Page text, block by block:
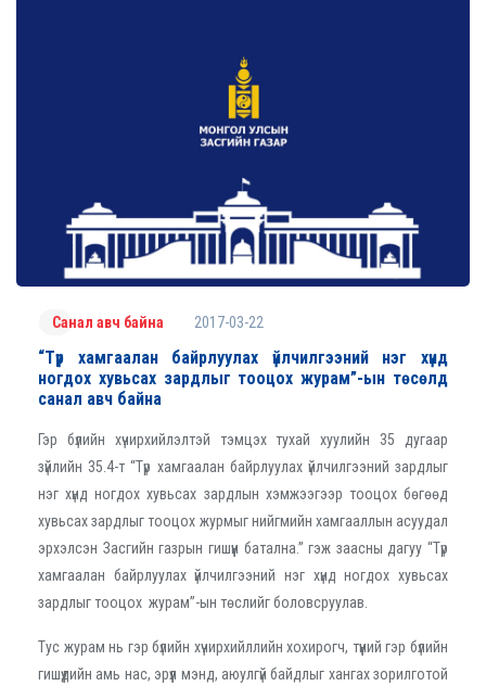
Санал авч байна 2017-03-22
“Түр хамгаалан байрлуулах үйлчилгээний нэг хүнд
ногдох хувьсах зардлыг тооцох журам”-ын төсөлд
санал авч байна
Гэр бүлийн хүчирхийлэлтэй тэмцэх тухай хуулийн 35 дугаар
зүйлийн 35.4-т “Түр хамгаалан байрлуулах үйлчилгээний зардлыг
нэг хүнд ногдох хувьсах зардлын хэмжээгээр тооцох бөгөөд
хувьсах зардлыг тооцох журмыг нийгмийн хамгааллын асуудал
эрхэлсэн Засгийн газрын гишүүн батална.” гэж заасны дагуу “Түр
хамгаалан байрлуулах үйлчилгээний нэг хүнд ногдох хувьсах
зардлыг тооцох журам”-ын төслийг боловсруулав.
Тус журам нь гэр бүлийн хүчирхийллийн хохирогч, түүний гэр бүлийн
гишүүдийн амь нас, эрүүл мэнд, аюулгүй байдлыг хангах зорилготой